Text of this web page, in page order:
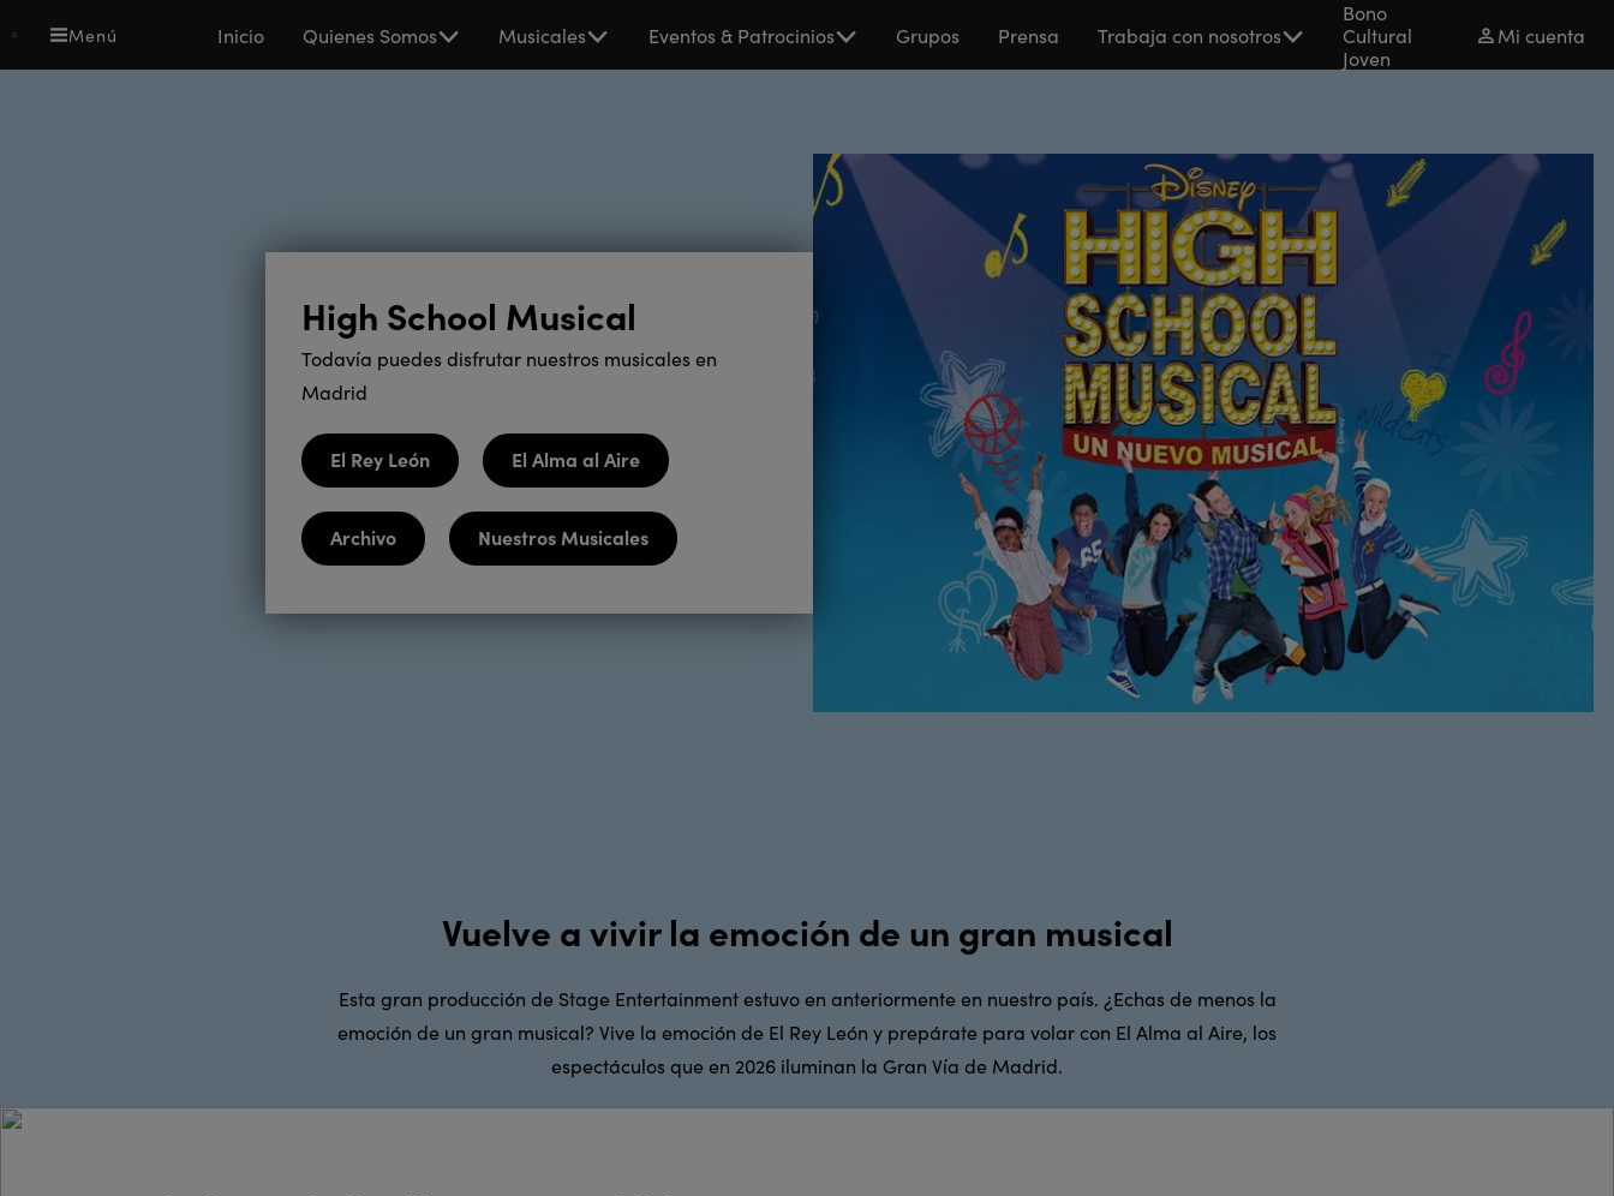
Menú
navigation
Inicio Quienes Somos Musicales Eventos & Patrocinios Grupos Prensa Trabaja con nosotros
Bono
Cultural
Joven
Mi cuenta
High School Musical
Todavía puedes disfrutar nuestros musicales en
Madrid
El Rey León El Alma al Aire
Archivo Nuestros Musicales
Vuelve a vivir la emoción de un gran musical
Esta gran producción de Stage Entertainment estuvo en anteriormente en nuestro país. ¿Echas de menos la
emoción de un gran musical? Vive la emoción de El Rey León y prepárate para volar con El Alma al Aire, los
espectáculos que en 2026 iluminan la Gran Vía de Madrid.